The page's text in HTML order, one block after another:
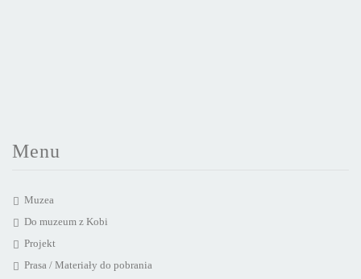
Menu
Muzea
Do muzeum z Kobi
Projekt
Prasa / Materiały do pobrania